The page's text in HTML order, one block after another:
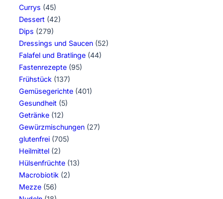
Currys (45)
Dessert (42)
Dips (279)
Dressings und Saucen (52)
Falafel und Bratlinge (44)
Fastenrezepte (95)
Frühstück (137)
Gemüsegerichte (401)
Gesundheit (5)
Getränke (12)
Gewürzmischungen (27)
glutenfrei (705)
Heilmittel (2)
Hülsenfrüchte (13)
Macrobiotik (2)
Mezze (56)